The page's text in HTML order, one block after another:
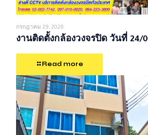
กรกฎาคม 29, 2026
งานติดตั้งกล้องวงจรปิด วันที่ 24/
Read more